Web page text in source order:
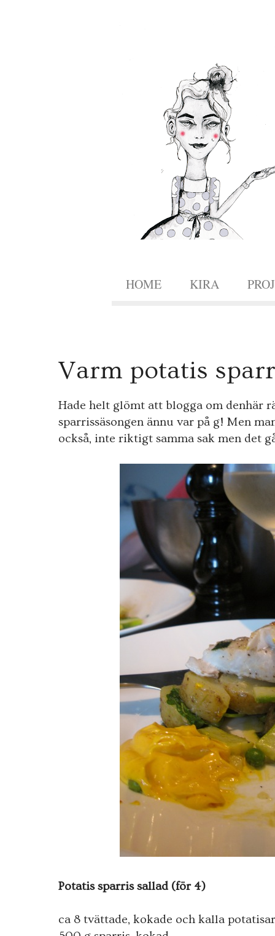
HOME KIRA
Varm potatis
Hade helt glömt att blogga om denhär
sparrissäsongen ännu var på g! Men
också, inte riktigt samma sak men det
Potatis sparris sallad (för 4)
ca 8 tvättade, kokade och kalla potatisar